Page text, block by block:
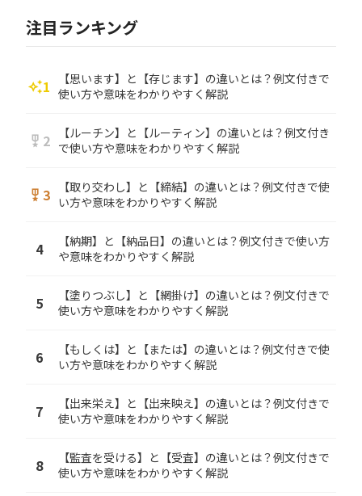
注目ランキング
auto_awesome1
【思います】と【存じます】の違いとは？例文付きで
使い方や意味をわかりやすく解説
military_tech 2
【ルーチン】と【ルーティン】の違いとは？例文付き
で使い方や意味をわかりやすく解説
military_tech 3
【取り交わし】と【締結】の違いとは？例文付きで使
い方や意味をわかりやすく解説
4
【納期】と【納品日】の違いとは？例文付きで使い方
や意味をわかりやすく解説
5
【塗りつぶし】と【網掛け】の違いとは？例文付きで
使い方や意味をわかりやすく解説
6
【もしくは】と【または】の違いとは？例文付きで使
い方や意味をわかりやすく解説
7
【出来栄え】と【出来映え】の違いとは？例文付きで
使い方や意味をわかりやすく解説
8
【監査を受ける】と【受査】の違いとは？例文付きで
使い方や意味をわかりやすく解説